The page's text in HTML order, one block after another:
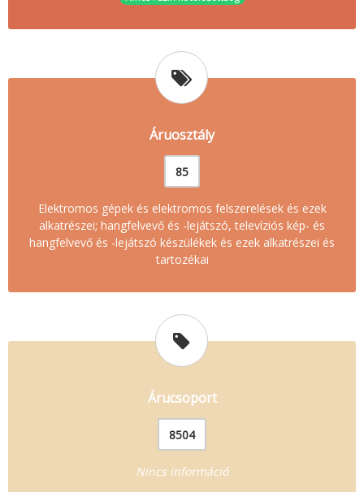
Áruosztály
85
Elektromos gépek és elektromos felszerelések és ezek
alkatrészei; hangfelvevő és -lejátszó, televíziós kép- és
hangfelvevő és -lejátszó készülékek és ezek alkatrészei és
tartozékai
Árucsoport
8504
Nincs információ